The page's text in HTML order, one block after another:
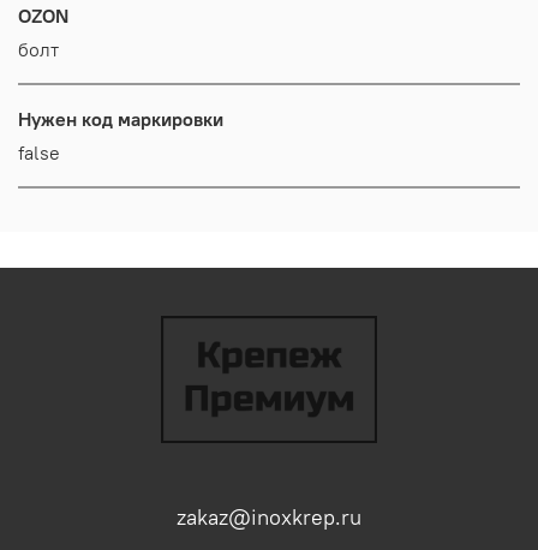
OZON
болт
Нужен код маркировки
false
zakaz@inoxkrep.ru